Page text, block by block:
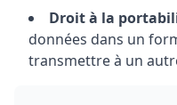
Droit à la
données dans un
transmettre à un